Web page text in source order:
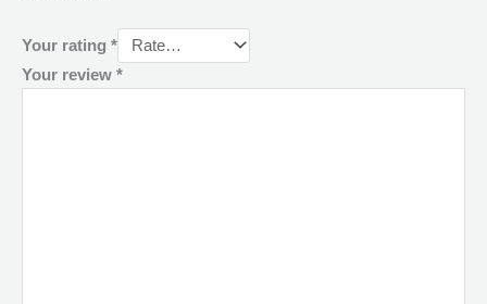
Your rating *
Your review *